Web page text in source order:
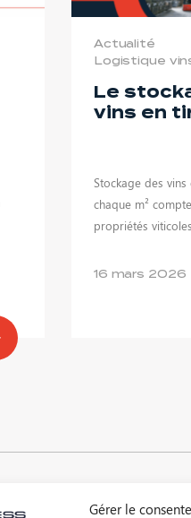
Gérer le
Actualité
Logistique
Le
vins en
Stockage des
chaque m²
propriétés
16 mars 2026